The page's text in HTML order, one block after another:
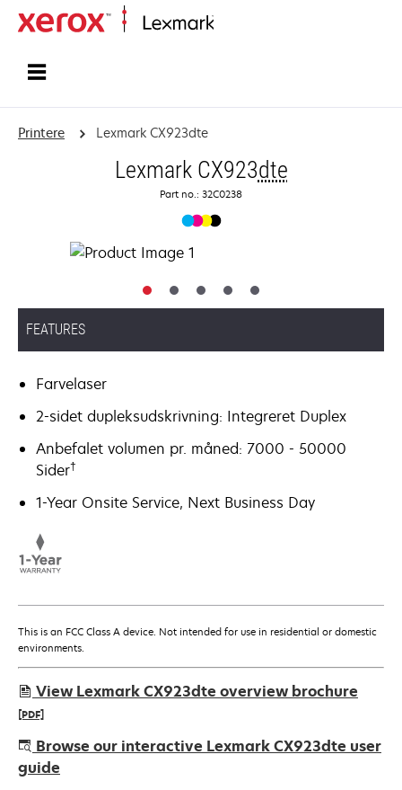
Printere Lexmark CX923dte
Lexmark CX923dte
Part no.: 32C0238
FEATURES
Farvelaser
2-sidet dupleksudskrivning: Integreret Duplex
Anbefalet volumen pr. måned: 7000 - 50000
Sider†
1-Year Onsite Service, Next Business Day
This is an FCC Class A device. Not intended for use in residential or domestic
environments.
View Lexmark CX923dte overview brochure
[PDF]
opens
in
Browse our interactive Lexmark CX923dte user
guide